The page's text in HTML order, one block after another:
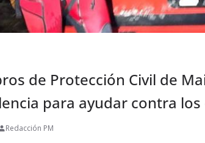
de Protección Civil de
para ayudar contra
Redacción PM